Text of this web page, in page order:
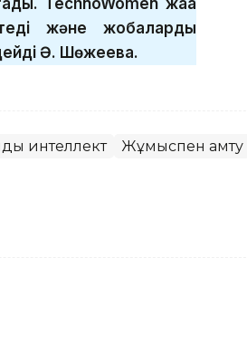
TechnoWomen жаңа
және жобаларды
Ә. Шөжеева.
интеллект
Жұмыспен қамту